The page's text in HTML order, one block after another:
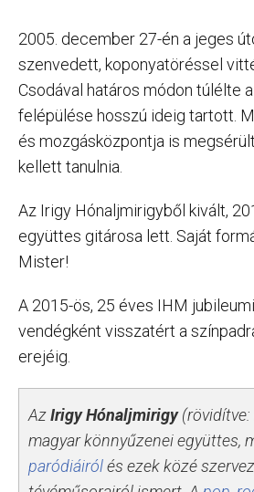
2005. december 27-én a jeges
szenvedett, koponyatöréssel
Csodával határos módon túlélte
felépülése hosszú ideig tartott.
és mozgásközpontja is
kellett tanulnia.
Az Irigy Hónaljmirigyből kivált,
együttes gitárosa lett. Saját
Mister!
A 2015-ös, 25 éves IHM
vendégként visszatért a
erejéig.
AzIrigy Hónaljmirigy(rövidítve:
magyar könnyűzenei együttes,
paródiáirólés ezek közé